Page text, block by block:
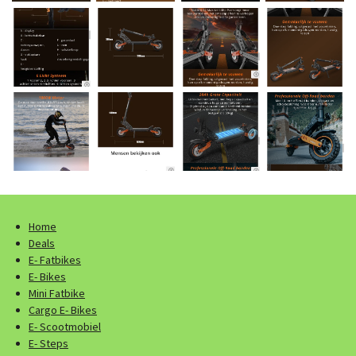
Home
Deals
E- Fatbikes
E- Bikes
Mini Fatbike
Cargo E- Bikes
E- Scootmobiel
E- Steps